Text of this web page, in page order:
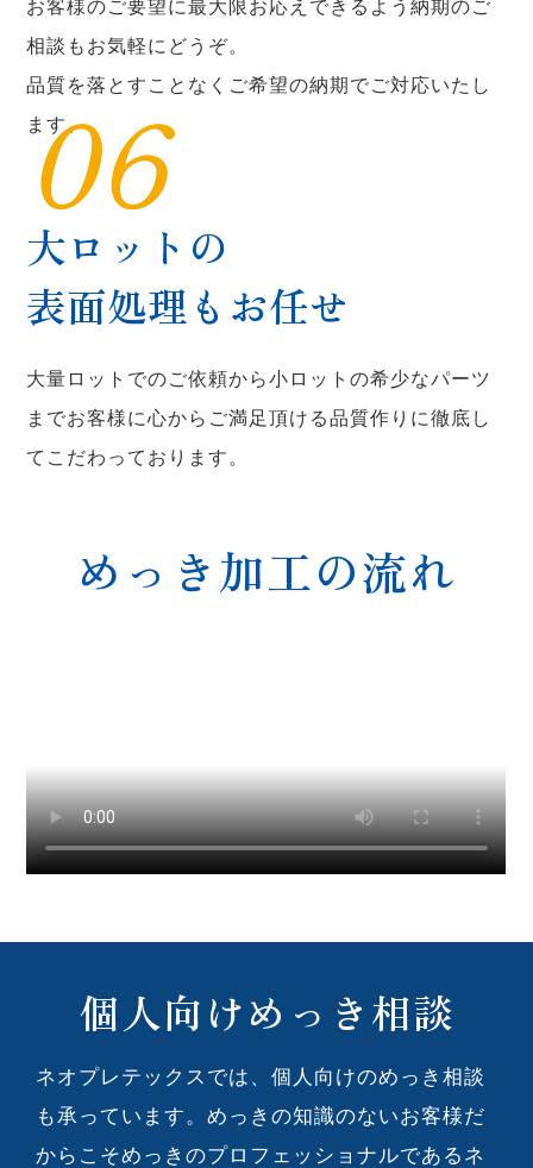
お客様のご要望に最大限お応えできるよう納期のご
相談もお気軽にどうぞ。
品質を落とすことなくご希望の納期でご対応いたし
ます。
06
大ロットの
表面処理もお任せ
大量ロットでのご依頼から小ロットの希少なパーツ
までお客様に心からご満足頂ける品質作りに徹底し
てこだわっております。
めっき加工の流れ
個人向けめっき相談
ネオプレテックスでは、個人向けのめっき相談
も承っています。めっきの知識のないお客様だ
からこそめっきのプロフェッショナルであるネ